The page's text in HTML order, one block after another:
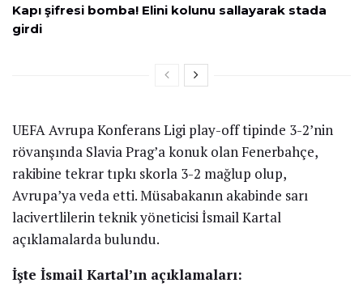
Kapı şifresi bomba! Elini kolunu sallayarak stada
girdi
UEFA Avrupa Konferans Ligi play-off tipinde 3-2’nin
rövanşında Slavia Prag’a konuk olan Fenerbahçe,
rakibine tekrar tıpkı skorla 3-2 mağlup olup,
Avrupa’ya veda etti. Müsabakanın akabinde sarı
lacivertlilerin teknik yöneticisi İsmail Kartal
açıklamalarda bulundu.
İşte İsmail Kartal’ın açıklamaları: